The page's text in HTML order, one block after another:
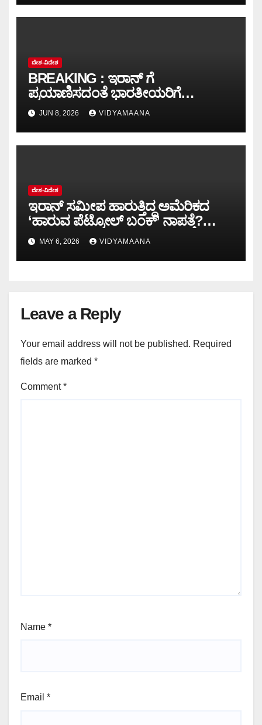
ದೇಶ-ವಿದೇಶ
BREAKING : ಇರಾನ್ ಗೆ
ಪ್ರಯಾಣಿಸದಂತೆ ಭಾರತೀಯರಿಗೆ
ರಾಯಭಾರ ಕಚೇರಿ ತುರ್ತು ಎಚ್ಚರಿಕೆ: ತಕ್ಷಣ
JUN 8, 2026 VIDYAMAANA
ದೇಶ-ವಿದೇಶ
ಇರಾನ್ ಸಮೀಪ ಹಾರುತ್ತಿದ್ದ ಅಮೆರಿಕದ
‘ಹಾರುವ ಪೆಟ್ರೋಲ್ ಬಂಕ್’ ನಾಪತ್ತೆ?
ಮಧ್ಯರಾತ್ರಿ ತುರ್ತು ಸಂದೇಶ ರವಾನಿಸಿದ್ದ
ವಿಮಾನ!
MAY 6, 2026 VIDYAMAANA
Leave a Reply
Your email address will not be published. Required
fields are marked *
Comment*
Name *
Email *